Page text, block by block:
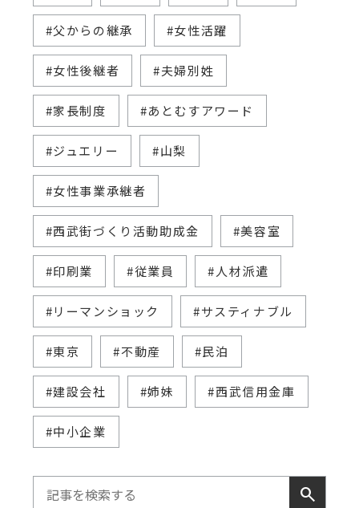
#父からの継承 #女性活躍
#女性後継者 #夫婦別姓
#家長制度 #あとむすアワード
#ジュエリー #山梨
#女性事業承継者
#西武街づくり活動助成金 #美容室
#印刷業 #従業員 #人材派遣
#リーマンショック #サスティナブル
#東京 #不動産 #民泊
#建設会社 #姉妹 #西武信用金庫
#中小企業
search